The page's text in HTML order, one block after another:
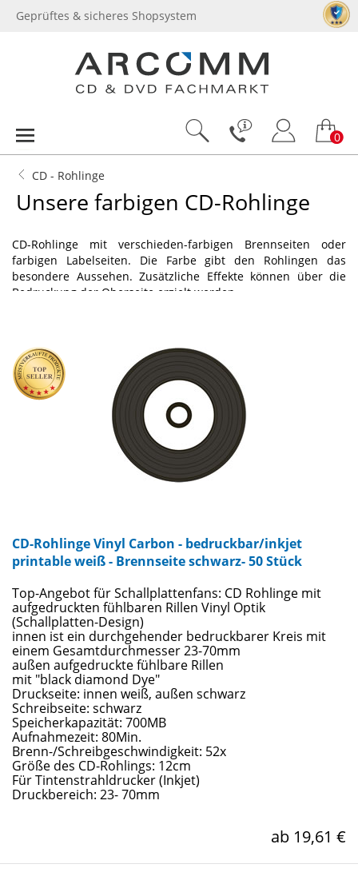
Geprüftes & sicheres Shopsystem
0
CD - Rohlinge
Unsere farbigen CD-Rohlinge
CD-Rohlinge mit verschieden-farbigen Brennseiten oder
farbigen Labelseiten. Die Farbe gibt den Rohlingen das
besondere Aussehen. Zusätzliche Effekte können über die
Bedruckung der Oberseite erzielt werden.
CD-Rohlinge Vinyl Carbon - bedruckbar/inkjet
printable weiß - Brennseite schwarz- 50 Stück
Top-Angebot für Schallplattenfans: CD Rohlinge mit
aufgedruckten fühlbaren Rillen Vinyl Optik
(Schallplatten-Design)
innen ist ein durchgehender bedruckbarer Kreis mit
einem Gesamtdurchmesser 23-70mm
außen aufgedruckte fühlbare Rillen
mit "black diamond Dye"
Druckseite: innen weiß, außen schwarz
Schreibseite: schwarz
Speicherkapazität: 700MB
Aufnahmezeit: 80Min.
Brenn-/Schreibgeschwindigkeit: 52x
Größe des CD-Rohlings: 12cm
Für Tintenstrahldrucker (Inkjet)
Druckbereich: 23- 70mm
ab 19,61 €